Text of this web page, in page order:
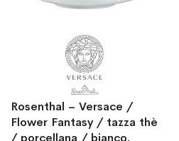
Rosenthal – Versace /
Flower Fantasy / tazza thè
/ porcellana / bianco,